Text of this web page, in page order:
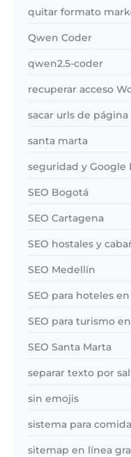
quitar formato
Qwen Coder
qwen2.5-coder
recuperar acceso
sacar urls de
santa marta
seguridad y Google
SEO Bogotá
SEO Cartagena
SEO hostales y
SEO Medellín
SEO para hoteles
SEO para turismo
SEO Santa Marta
separar texto por
sin emojis
sistema para
sitemap en línea